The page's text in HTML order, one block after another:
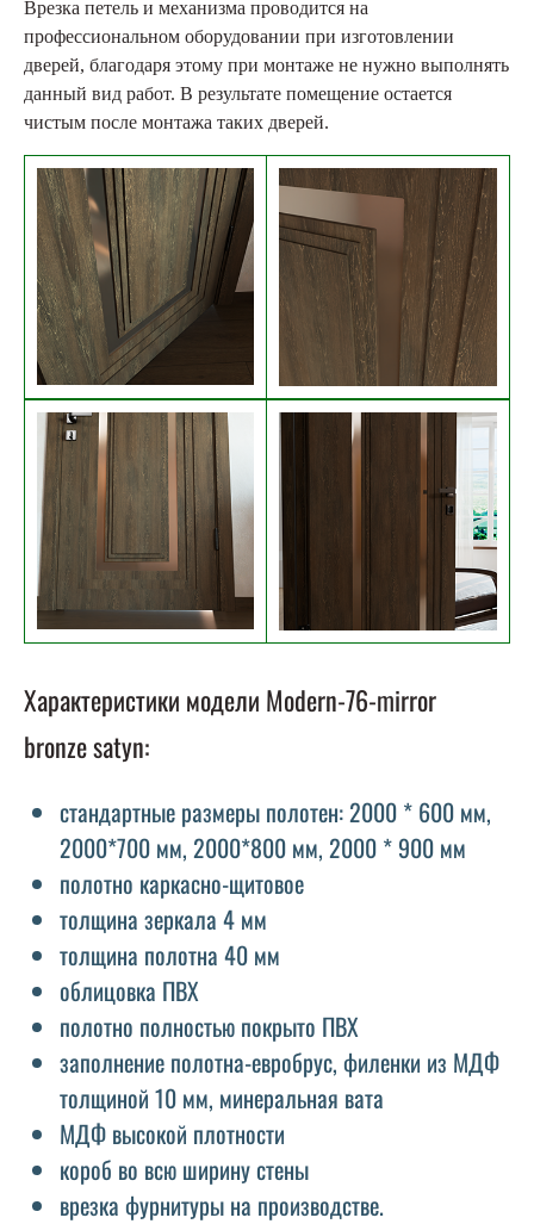
Врезка петель и механизма проводится на
профессиональном оборудовании при изготовлении
дверей, благодаря этому при монтаже не нужно выполнять
данный вид работ. В результате помещение остается
чистым после монтажа таких дверей.
Характеристики модели Modern-76-mirror
bronze satyn:
стандартные размеры полотен: 2000 * 600 мм,
2000*700 мм, 2000*800 мм, 2000 * 900 мм
полотно каркасно-щитовое
толщина зеркала 4 мм
толщина полотна 40 мм
облицовка ПВХ
полотно полностью покрыто ПВХ
заполнение полотна-евробрус, филенки из МДФ
толщиной 10 мм, минеральная вата
МДФ высокой плотности
короб во всю ширину стены
врезка фурнитуры на производстве.